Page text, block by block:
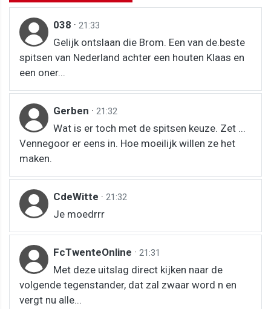
038 · 21:33
Gelijk ontslaan die Brom. Een van de.beste
spitsen van Nederland achter een houten Klaas en
een oner...
Gerben · 21:32
Wat is er toch met de spitsen keuze. Zet ...
Vennegoor er eens in. Hoe moeilijk willen ze het
maken.
CdeWitte · 21:32
Je moedrrr
FcTwenteOnline · 21:31
Met deze uitslag direct kijken naar de
volgende tegenstander, dat zal zwaar word n en
vergt nu alle...